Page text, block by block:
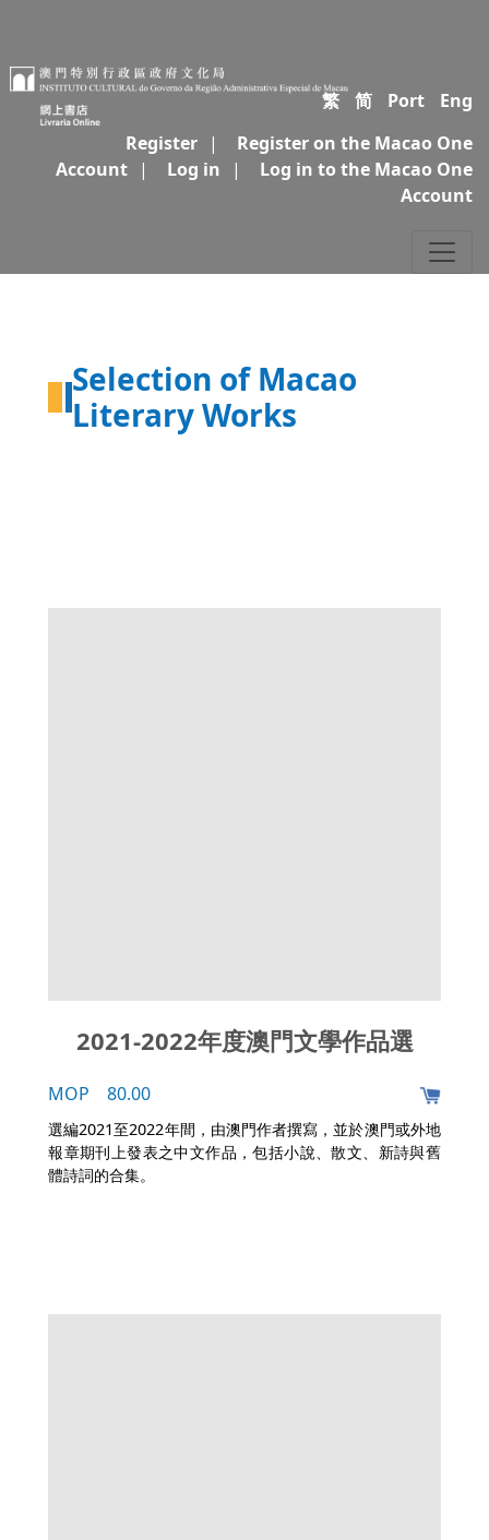
繁 简 Port
Eng
Register
|
Register on the Macao One
Account
| Log in |
Log in to the Macao One
Account
Selection of Macao
Literary Works
2021-2022年度澳門文學作品選
MOP 80.00
選編2021至2022年間，由澳門作者撰寫，並於澳門或外地
報章期刊上發表之中文作品，包括小說、散文、新詩與舊
體詩詞的合集。